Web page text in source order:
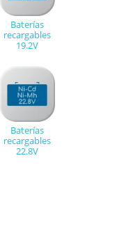
Baterías
recargables
19.2V
Baterías
recargables
22.8V